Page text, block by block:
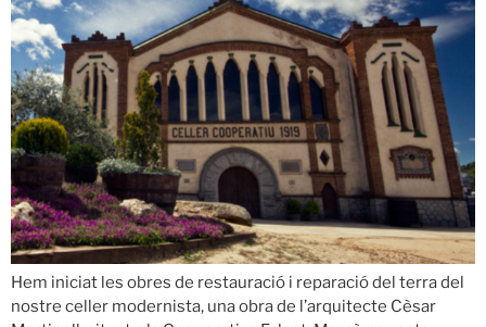
Hem iniciat les obres de restauració i reparació del terra del
nostre celler modernista, una obra de l’arquitecte Cèsar